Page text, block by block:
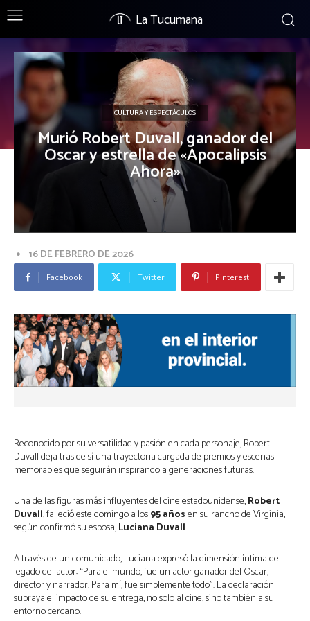
La Tucumana
CULTURA Y ESPECTÁCULOS
Murió Robert Duvall, ganador del
Oscar y estrella de «Apocalipsis
Ahora»
16 DE FEBRERO DE 2026
Facebook Twitter Pinterest
Reconocido por su versatilidad y pasión en cada personaje, Robert
Duvall deja tras de sí una trayectoria cargada de premios y escenas
memorables que seguirán inspirando a generaciones futuras.
Una de las figuras más influyentes del cine estadounidense,Robert
Duvall, falleció este domingo a los95 añosen su rancho de Virginia,
según confirmó su esposa,Luciana Duvall.
A través de un comunicado, Luciana expresó la dimensión íntima del
legado del actor: “Para el mundo, fue un actor ganador del Oscar,
director y narrador. Para mí, fue simplemente todo”. La declaración
subraya el impacto de su entrega, no solo al cine, sino también a su
entorno cercano.